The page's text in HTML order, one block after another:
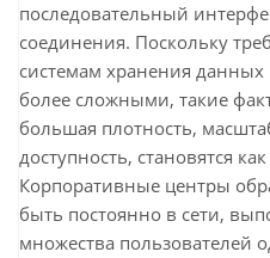
последовательный
соединения. Поскольку
системам хранения данных
более сложными, такие
большая плотность,
доступность, становятся
Корпоративные центры
быть постоянно в сети,
множества пользователей